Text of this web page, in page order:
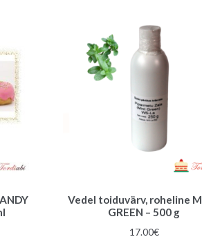
Vedel toiduvärv, roheline
GREEN – 500 g
17.00€